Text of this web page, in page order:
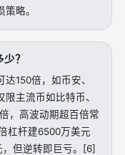
略。
？
150倍，如币安、
主流币如比特币、
，高波动期超百倍常
杠杆建6500万美元
但逆转即巨亏。[6]